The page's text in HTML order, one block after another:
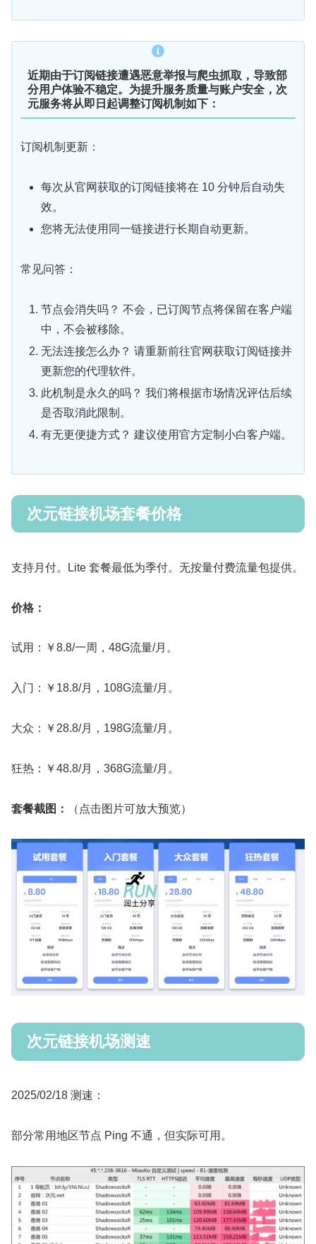
近期由于订阅链接遭遇恶意举报与爬虫抓取，导致部
分用户体验不稳定。为提升服务质量与账户安全，次
元服务将从即日起调整订阅机制如下：
订阅机制更新：
每次从官网获取的订阅链接将在 10 分钟后自动失
效。
您将无法使用同一链接进行长期自动更新。
常见问答：
节点会消失吗？ 不会，已订阅节点将保留在客户端
中，不会被移除。
无法连接怎么办？ 请重新前往官网获取订阅链接并
更新您的代理软件。
此机制是永久的吗？ 我们将根据市场情况评估后续
是否取消此限制。
有无更便捷方式？ 建议使用官方定制小白客户端。
次元链接机场套餐价格
支持月付。Lite 套餐最低为季付。无按量付费流量包提供。
价格：
试用：￥8.8/一周，48G流量/月。
入门：￥18.8/月，108G流量/月。
大众：￥28.8/月，198G流量/月。
狂热：￥48.8/月，368G流量/月。
套餐截图： （点击图片可放大预览）
次元链接机场测速
2025/02/18 测速：
部分常用地区节点 Ping 不通，但实际可用。